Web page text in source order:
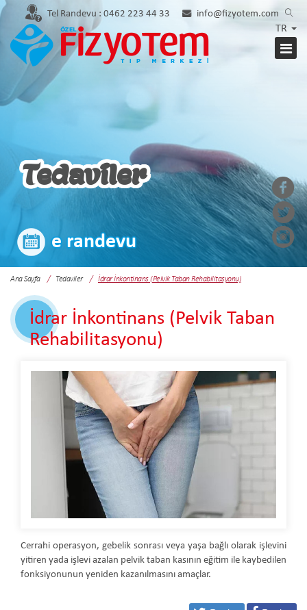
Tel Randevu : 0462 223 44 33 info@fizyotem.com
TR
Tedaviler
e randevu
Ana Sayfa Tedaviler İdrar İnkontinans (Pelvik Taban Rehabilitasyonu)
İdrar İnkontinans (Pelvik Taban
Rehabilitasyonu)
Cerrahi operasyon, gebelik sonrası veya yaşa bağlı olarak işlevini
yitiren yada işlevi azalan pelvik taban kasının eğitim ile kaybedilen
fonksiyonunun yeniden kazanılmasını amaçlar.